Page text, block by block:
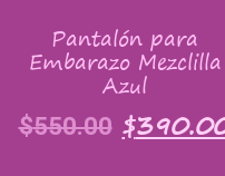
Pantalón para
Embarazo Mezclilla
Azul
$550.00 $